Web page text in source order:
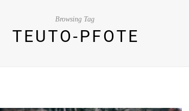
Browsing Tag
TEUTO-PFOTE